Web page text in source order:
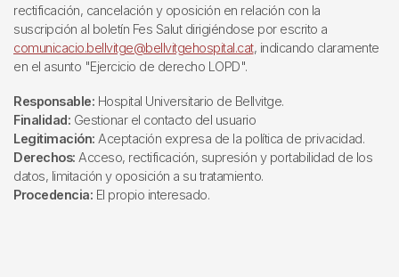
rectificación, cancelación y oposición en relación con la
suscripción al boletín Fes Salut dirigiéndose por escrito a
comunicacio.bellvitge@bellvitgehospital.cat, indicando claramente
en el asunto "Ejercicio de derecho LOPD".
Responsable: Hospital Universitario de Bellvitge.
Finalidad: Gestionar el contacto del usuario
Legitimación: Aceptación expresa de la política de privacidad.
Derechos: Acceso, rectificación, supresión y portabilidad de los
datos, limitación y oposición a su tratamiento.
Procedencia: El propio interesado.